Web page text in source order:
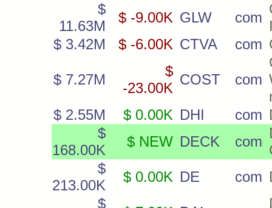
$
11.63M
$ -9.00K GLW com
$ 3.42M
$ -6.00K CTVA com
$ 7.27M
$
-23.00K
COST com
$ 2.55M
$ 0.00K DHI com
$
168.00K
$ NEW DECK com
$
213.00K
$ 0.00K DE com
$